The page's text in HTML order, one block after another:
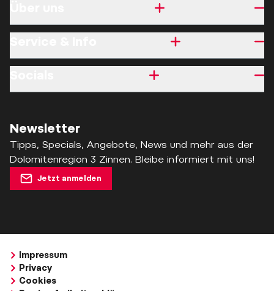
Newsletter
Tipps, Specials, Angebote, News und mehr aus der
Dolomitenregion 3 Zinnen. Bleibe informiert mit uns!
Jetzt anmelden
Impressum
Privacy
Cookies